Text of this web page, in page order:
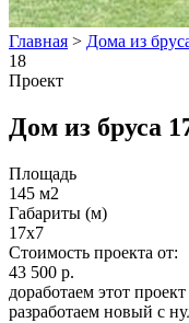
Главная > Дома из
18
Проект
Дом из бруса
Площадь
145 м2
Габариты (м)
17x7
Стоимость проекта от:
43 500 р.
доработаем этот
разработаем новый с